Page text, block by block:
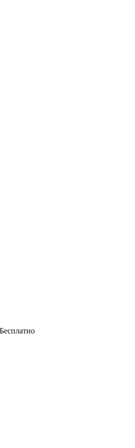
Бесплатно